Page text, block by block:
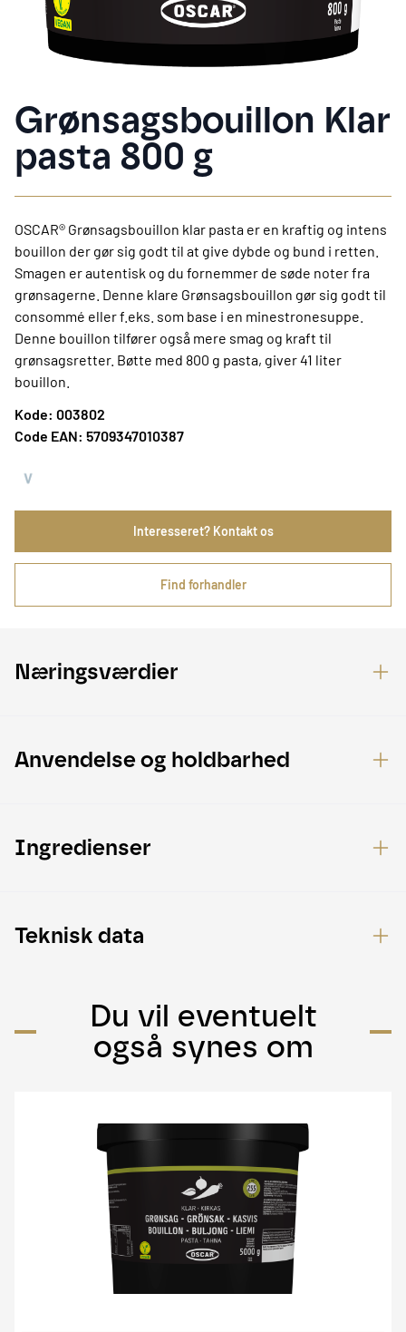
Grønsagsbouillon Klar
pasta 800 g
OSCAR® Grønsagsbouillon klar pasta er en kraftig og intens
bouillon der gør sig godt til at give dybde og bund i retten.
Smagen er autentisk og du fornemmer de søde noter fra
grønsagerne. Denne klare Grønsagsbouillon gør sig godt til
consommé eller f.eks. som base i en minestronesuppe.
Denne bouillon tilfører også mere smag og kraft til
grønsagsretter. Bøtte med 800 g pasta, giver 41 liter
bouillon.
Kode: 003802
Code EAN: 5709347010387
Interesseret? Kontakt os
Find forhandler
Næringsværdier
Anvendelse og holdbarhed
Ingredienser
Teknisk data
Du vil eventuelt
også synes om